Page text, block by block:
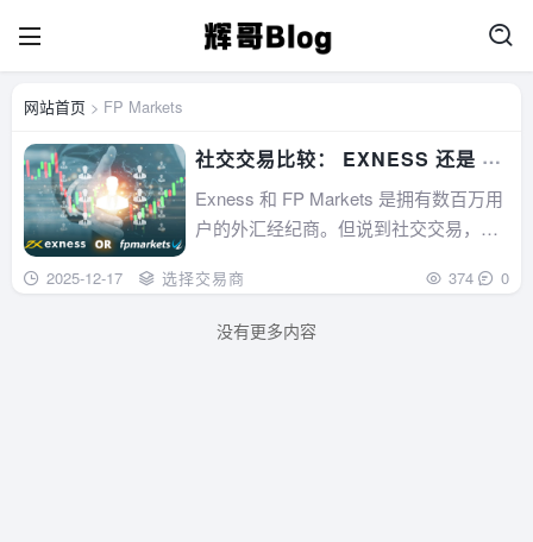
网站首页 > FP Markets
社交交易比较： EXNESS 还是 FP
MARKETS？
Exness 和 FP Markets 是拥有数百万用
户的外汇经纪商。但说到社交交易，您
2025-12-17 选择交易商 374 0
没有更多内容